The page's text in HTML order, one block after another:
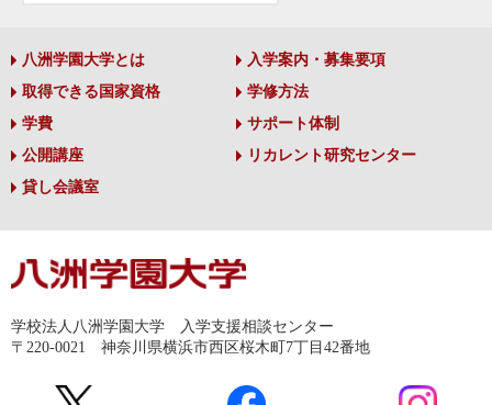
八洲学園大学とは
入学案内・募集要項
取得できる国家資格
学修方法
学費
サポート体制
公開講座
リカレント研究センター
貸し会議室
学校法人八洲学園大学 入学支援相談センター
〒220-0021 神奈川県横浜市西区桜木町7丁目42番地